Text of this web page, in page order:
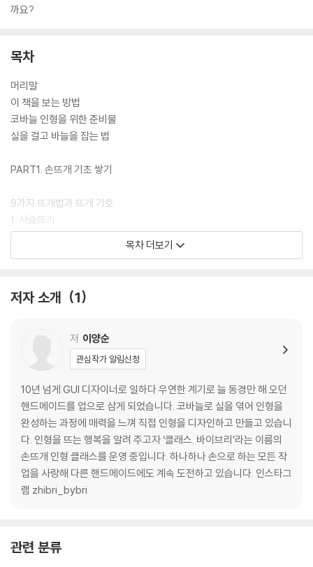
까요?
목차
머리말
이 책을 보는 방법
코바늘 인형을 위한 준비물
실을 걸고 바늘을 잡는 법
PART1. 손뜨개 기초 쌓기
9가지 뜨개법과 뜨개 기호
1. 사슬뜨기
2. 짧은뜨기
6. 빼뜨기
8. 짧은뜨기 2코 늘려뜨기
9. 인형 뜨기의 기본 원형뜨기
코바늘 인형 만들기 기법
1. 실 마무리하기
2. 솜 채우기
3. 연결하기
4. 기타 기법
코바늘 인형 더 예쁘게 만드는 법
PART2. 차근차근 따라하기
목차 더보기
저자 소개 1
저 이양순
관심작가 알림신청
10년 넘게 GUI 디자이너로 일하다 우연한 계기로 늘 동경만 해 오던
핸드메이드를 업으로 삼게 되었습니다. 코바늘로 실을 엮어 인형을
완성하는 과정에 매력을 느껴 직접 인형을 디자인하고 만들고 있습니
다. 인형을 뜨는 행복을 알려 주고자 ‘클래스. 바이브리’라는 이름의
손뜨개 인형 클래스를 운영 중입니다. 하나하나 손으로 하는 모든 작
업을 사랑해 다른 핸드메이드에도 계속 도전하고 있습니다. 인스타그
램 zhibri_bybri
관련 분류